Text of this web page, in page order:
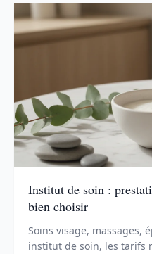
Institut de soin :
bien choisir
Soins visage, massages,
institut de soin, les tarifs